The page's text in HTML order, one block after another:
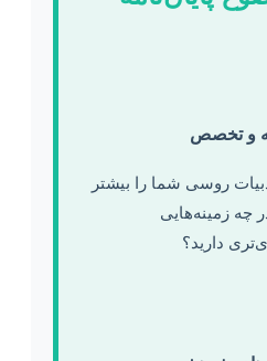
و تخصص
روسی شما را بیشتر
چه زمینه‌هایی
دارید؟